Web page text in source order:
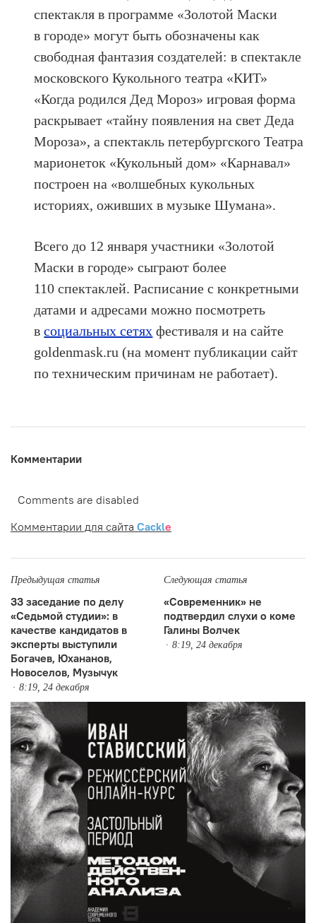
спектакля в программе «Золотой Маски
в городе» могут быть обозначены как
свободная фантазия создателей: в спектакле
московского Кукольного театра «КИТ»
«Когда родился Дед Мороз» игровая форма
раскрывает «тайну появления на свет Деда
Мороза», а спектакль петербургского Театра
марионеток «Кукольный дом» «Карнавал»
построен на «волшебных кукольных
историях, оживших в музыке Шумана».
Всего до 12 января участники «Золотой
Маски в городе» сыграют более
110 спектаклей. Расписание с конкретными
датами и адресами можно посмотреть
всоциальных сетях фестиваля и на сайте
goldenmask.ru (на момент публикации сайт
по техническим причинам не работает).
Комментарии
Comments are disabled
Комментарии для сайта Cackle
Предыдущая статья
33 заседание по делу
«Седьмой студии»: в
качестве кандидатов в
эксперты выступили
Богачев, Юхананов,
Новоселов, Музычук
8:19, 24 декабря
Следующая статья
«Современник» не
подтвердил слухи о коме
Галины Волчек
8:19, 24 декабря